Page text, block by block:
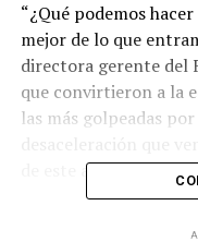
“¿Qué podemos
mejor de lo que
directora gerente del
que convirtieron a la
las más golpeadas
de este año.